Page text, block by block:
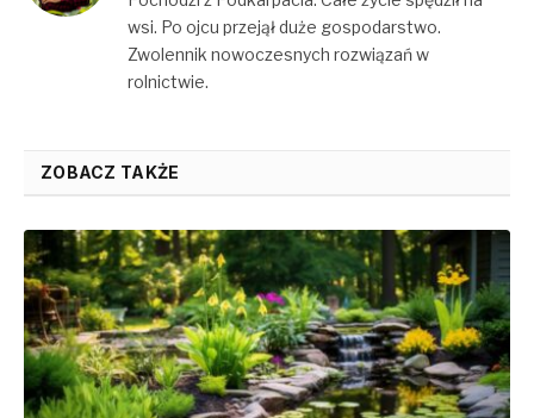
wsi. Po ojcu przejął duże gospodarstwo.
Zwolennik nowoczesnych rozwiązań w
rolnictwie.
ZOBACZ TAKŻE